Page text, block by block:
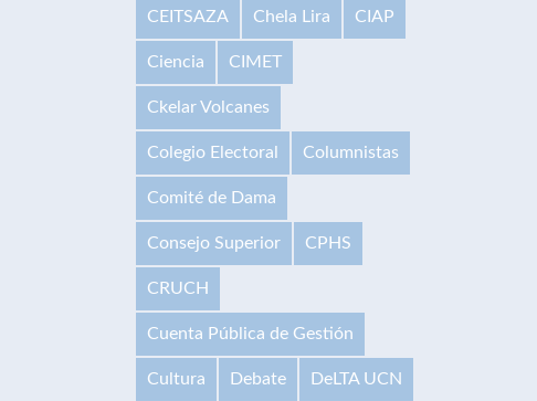
CEITSAZA Chela Lira CIAP
Ciencia CIMET
Ckelar Volcanes
Colegio Electoral Columnistas
Comité de Dama
Consejo Superior CPHS
CRUCH
Cuenta Pública de Gestión
Cultura Debate DeLTA UCN